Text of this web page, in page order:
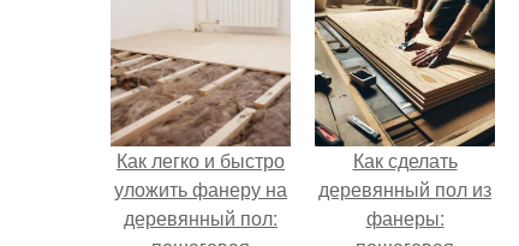
Как легко и быстро
уложить фанеру на
деревянный пол:
Как сделать
деревянный пол из
фанеры: